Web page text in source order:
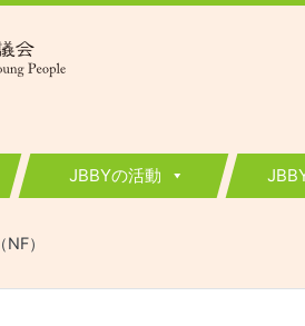
JBBYの活動
）